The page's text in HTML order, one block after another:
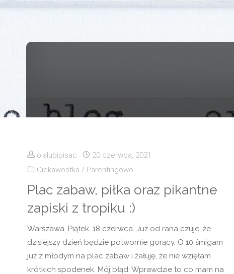
olalubipisac
20 czerwca, 2021
Ciekawostka / Parentingowo
Plac zabaw, piłka oraz pikantne
zapiski z tropiku :)
Warszawa. Piątek. 18 czerwca. Już od rana czuje, że
dzisiejszy dzień będzie potwornie gorący. O 10 śmigam
już z młodym na plac zabaw i żałuję, że nie wzięłam
krótkich spodenek. Mój błąd. Wprawdzie to co mam na